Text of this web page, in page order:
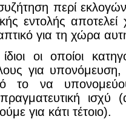
περί
εντολής αποτελεί
για τη χώρα
οι οποίοι
για υπονόμευση,
το να
για κάτι τέτοιο).